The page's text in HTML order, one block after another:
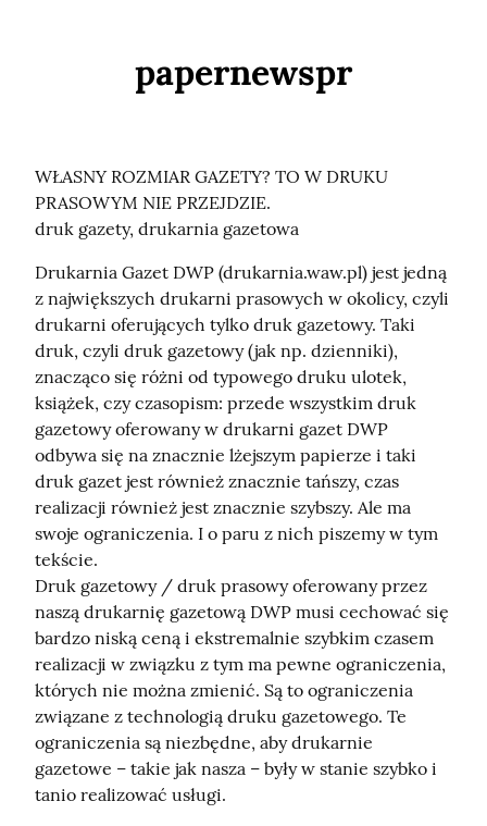
papernewspr
WŁASNY ROZMIAR GAZETY? TO W DRUKU
PRASOWYM NIE PRZEJDZIE.
druk gazety, drukarnia gazetowa
Drukarnia Gazet DWP (drukarnia.waw.pl) jest jedną
z największych drukarni prasowych w okolicy, czyli
drukarni oferujących tylko druk gazetowy. Taki
druk, czyli druk gazetowy (jak np. dzienniki),
znacząco się różni od typowego druku ulotek,
książek, czy czasopism: przede wszystkim druk
gazetowy oferowany w drukarni gazet DWP
odbywa się na znacznie lżejszym papierze i taki
druk gazet jest również znacznie tańszy, czas
realizacji również jest znacznie szybszy. Ale ma
swoje ograniczenia. I o paru z nich piszemy w tym
tekście.
Druk gazetowy / druk prasowy oferowany przez
naszą drukarnię gazetową DWP musi cechować się
bardzo niską ceną i ekstremalnie szybkim czasem
realizacji w związku z tym ma pewne ograniczenia,
których nie można zmienić. Są to ograniczenia
związane z technologią druku gazetowego. Te
ograniczenia są niezbędne, aby drukarnie
gazetowe – takie jak nasza – były w stanie szybko i
tanio realizować usługi.